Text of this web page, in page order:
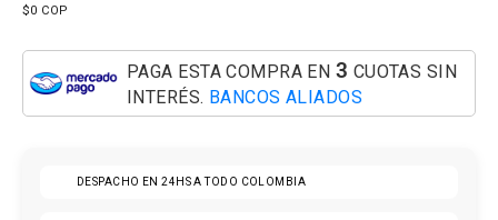
PRECIO DE OFERTA
$0 COP
PAGA ESTA COMPRA EN 3 CUOTAS SIN
INTERÉS. BANCOS ALIADOS
DESPACHO EN 24HS A TODO COLOMBIA